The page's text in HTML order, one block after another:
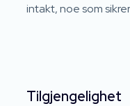
intakt, noe som
Tilgjengelighet